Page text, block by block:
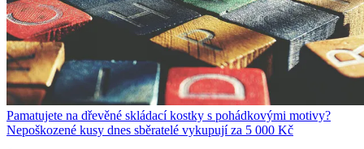
Pamatujete na dřevěné skládací kostky s pohádkovými motivy?
Nepoškozené kusy dnes sběratelé vykupují za 5 000 Kč